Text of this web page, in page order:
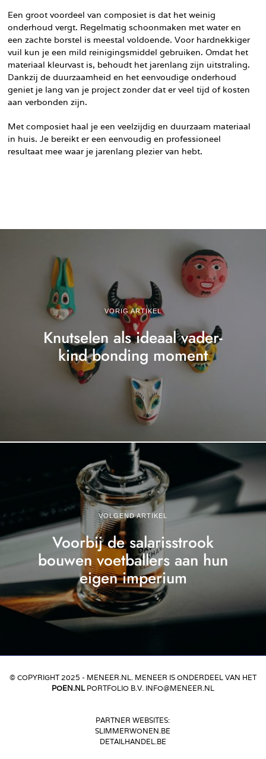
Een groot voordeel van composiet is dat het weinig
onderhoud vergt. Regelmatig schoonmaken met water en
een zachte borstel is meestal voldoende. Voor hardnekkiger
vuil kun je een mild reinigingsmiddel gebruiken. Omdat het
materiaal kleurvast is, behoudt het jarenlang zijn uitstraling.
Dankzij de duurzaamheid en het eenvoudige onderhoud
geniet je lang van je project zonder dat er veel tijd of kosten
aan verbonden zijn.
Met composiet haal je een veelzijdig en duurzaam materiaal
in huis. Je bereikt er een eenvoudig en professioneel
resultaat mee waar je jarenlang plezier van hebt.
VORIG ARTIKEL
Knutselen als ideaal vader-
kind bonding moment
VOLGEND ARTIKEL
Voorbij de salarisstrook
bouwen voetballers aan hun
eigen imperium
© COPYRIGHT 2025 - MENEER.NL. MENEER IS ONDERDEEL VAN HET
POEN.NLPORTFOLIO B.V. INFO@MENEER.NL
PARTNER WEBSITES:
SLIMMERWONEN.BE
DETAILHANDEL.BE